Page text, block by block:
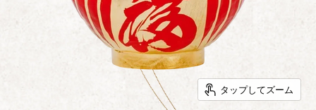
タップしてズーム